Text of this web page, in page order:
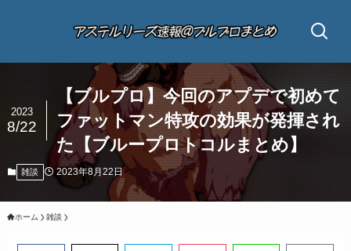
【ブルプロ】今回のアプデで初めて
ファットマン特攻の効果が発揮され
た【ブループロトコルまとめ】
2023
8/22
雑談 2023年8月22日
ホーム 雑談